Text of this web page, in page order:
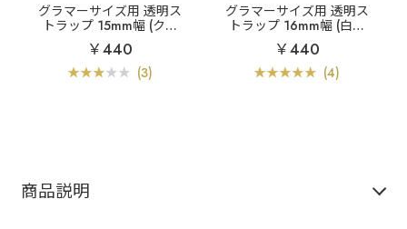
グラマーサイズ用 透明ス
トラップ 15mm幅 (クリ
アタイプ)
￥440
(3)
グラマーサイズ用 透明ス
トラップ 16mm幅 (白濁
タイプ)
￥440
(4)
商品説明